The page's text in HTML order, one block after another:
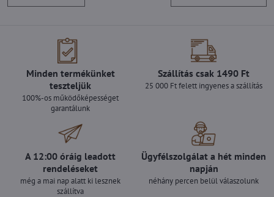
Minden termékünket
teszteljük
100%-os működőképességet
garantálunk
Szállítás csak 1490 Ft
25 000 Ft felett ingyenes a szállítás
A 12:00 óráig leadott
rendeléseket
még a mai nap alatt ki lesznek
szállítva
Ügyfélszolgálat a hét minden
napján
néhány percen belül válaszolunk